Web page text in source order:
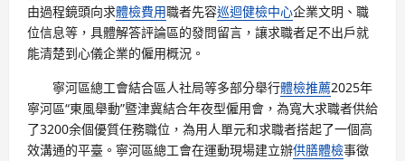
由過程鏡頭向求體檢費用職者先容巡迴健檢中心企業文明、職
位信息等，具體解答評論區的發問留言，讓求職者足不出戶就
能清楚到心儀企業的僱用概況。
寧河區總工會結合區人社局等多部分舉行體檢推薦2025年
寧河區“東風舉動”暨津冀結合年夜型僱用會，為寬大求職者供給
了3200余個優質任務職位，為用人單元和求職者搭起了一個高
效溝通的平臺。寧河區總工會在運動現場建立辦供膳體檢事徵